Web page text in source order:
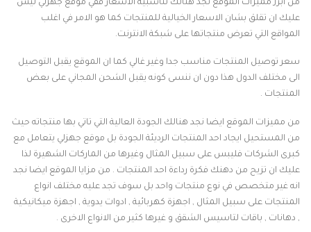
من ابرز مميزات الموقع نجد هنالك تناسبية الاسعار ففي موقع جهزلي ليس
عليك ان تقلق بشان الاسعار الخيالية للمنتجات كما هو الامر في اغلب
المواقع التي تعرض منتجاتها على شبكة الانترنت.
سعر توصيل المنتجات مناسب جدا وغير غالي كما ان الموقع يقبل التوصيل
الى مختلف الدول هذا دون ان ننسى كونه يقبل الشحن المجاني على بعض
المنتجات .
من مميزات الموقع ايضا نجد هنالك الجودة العالية التي تاتي بها منتجاته حيث
من المستحيل ايجاد احد المنتجات الرديئة الجودة بل موقع جهزلي يتعامل مع
كبرى الشركات فليبس على سبيل المثال وغيرها من الماركات الشهيرة لذا
عليك ان تزيح من دهنك فكرة رداءة احد المنتجات . من مزايا الموقع ايضا نجد
انه غير متخصص في نوع منتجات واحد بل سوف تجد عليه مختلف انواع
المنتجات على سبيل المثال , اجهزة كهربائية , ادوات يدوية , اجهزة ميكانيكية
, دهانات , باقات لتاسيس الشقق و غيرها كثير من الانواع الاخرى .